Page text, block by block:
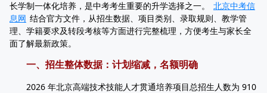
长学制一体化培养，是中考考生重要的升学选择之一。
北京中考信
息网 结合官方文件，从招生数据、项目类别、录取规则、教学管
理、学籍要求及转段考核等方面进行完整梳理，方便考生与家长全
面了解最新政策。
一、招生整体数据：计划缩减，名额明确
2026 年北京高端技术技能人才贯通培养项目总招生人数为 910